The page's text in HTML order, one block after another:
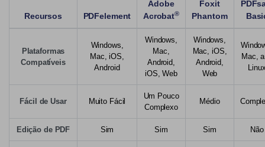
Recursos PDFelement
Adobe
Acrobat®
Foxit
Phantom
Plataformas
Compatíveis
Windows,
Mac, iOS,
Android
Windows,
Mac,
Android,
iOS, Web
Windows,
Mac, iOS,
Android,
Web
Mac,
Fácil de Usar Muito Fácil
Um Pouco
Complexo
Médio
Edição de PDF Sim Sim Sim Não